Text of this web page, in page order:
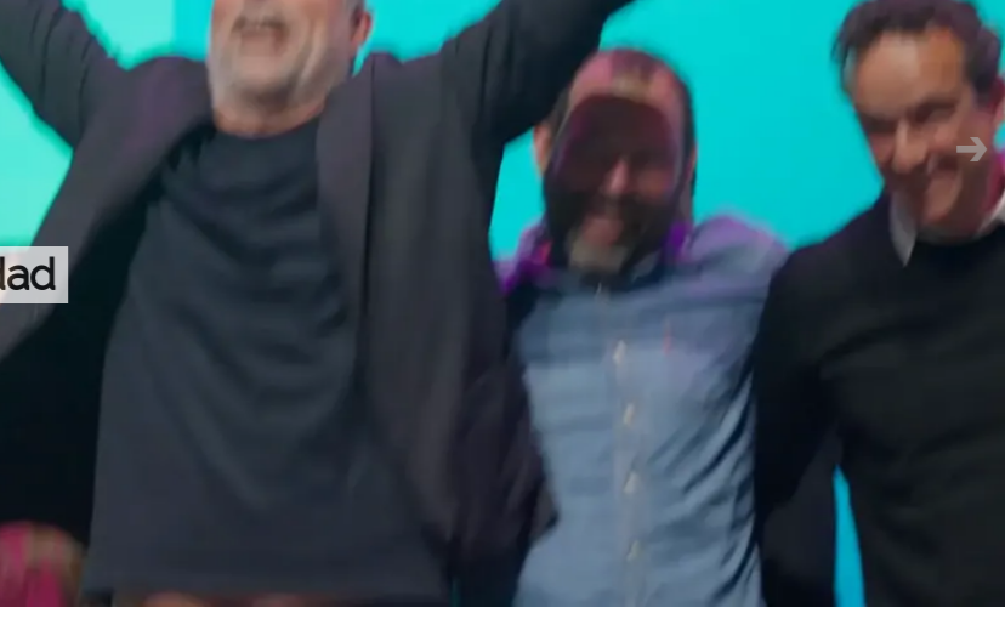
CREATIVIDAD CON MARCA PROPIA
Lolo Ortega presenta su